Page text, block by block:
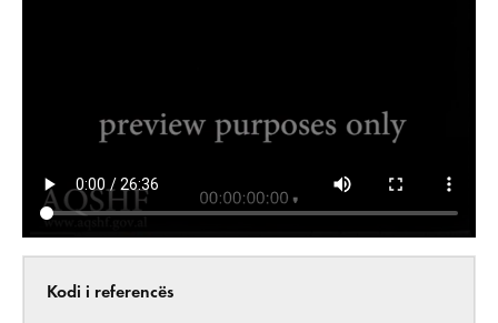
Kodi i referencës